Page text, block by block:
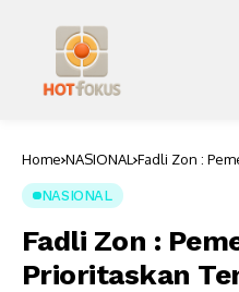
Home NASIONAL Fadli Zon :
NASIONAL
Fadli Zon :
Prioritaskan